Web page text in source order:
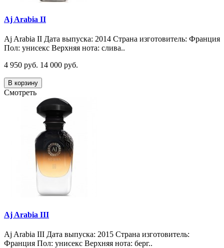
Aj Arabia II
Aj Arabia II Дата выпуска: 2014 Страна изготовитель: Франция
Пол: унисекс Верхняя нота: слива..
4 950 руб. 14 000 руб.
В корзину
Смотреть
Aj Arabia III
Aj Arabia III Дата выпуска: 2015 Страна изготовитель:
Франция Пол: унисекс Верхняя нота: берг..